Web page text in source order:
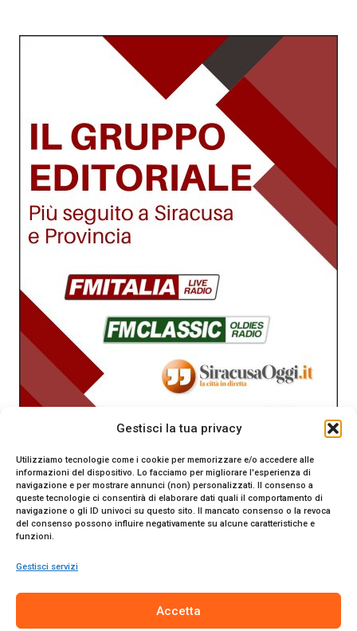
Gestisci la tua privacy
Utilizziamo tecnologie come i cookie per memorizzare e/o accedere alle
informazioni del dispositivo. Lo facciamo per migliorare l'esperienza di
navigazione e per mostrare annunci (non) personalizzati. Il consenso a
queste tecnologie ci consentirà di elaborare dati quali il comportamento di
navigazione o gli ID univoci su questo sito. Il mancato consenso o la revoca
del consenso possono influire negativamente su alcune caratteristiche e
funzioni.
Gestisci servizi
Accetta
Tribunale di Siracusa. Direttore responsabile Gianni Catania.